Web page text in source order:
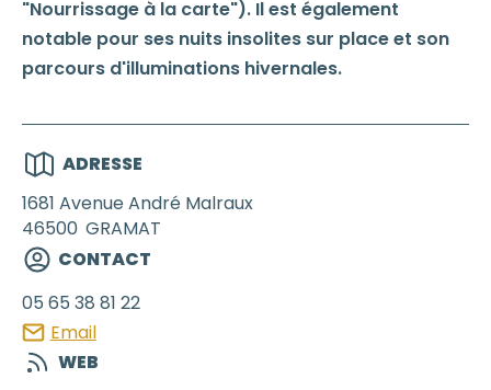
"Nourrissage à la carte"). Il est également
notable pour ses nuits insolites sur place et son
parcours d'illuminations hivernales.
ADRESSE
1681 Avenue André Malraux
46500 GRAMAT
CONTACT
05 65 38 81 22
Email
WEB